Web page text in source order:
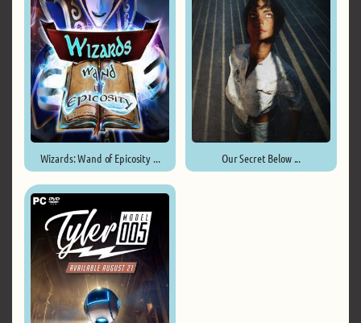
Wizards: Wand of Epicosity ... Our Secret Below ...